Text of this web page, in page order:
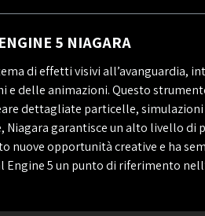
5 NIAGARA
di effetti visivi all’avanguardia,
e delle animazioni. Questo
dettagliate particelle,
Niagara garantisce un alto livello
nuove opportunità creative e ha
Engine 5 un punto di riferimento